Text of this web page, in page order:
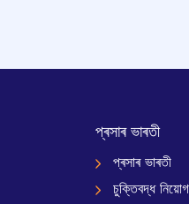
প্ৰসাৰ ভাৰতী
প্ৰসাৰ ভাৰতী
চুক্তিবদ্ধ